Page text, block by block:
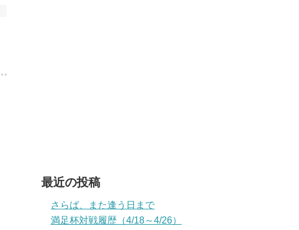
最近の投稿
さらば、また逢う日まで
満足杯対戦履歴（4/18～4/26）